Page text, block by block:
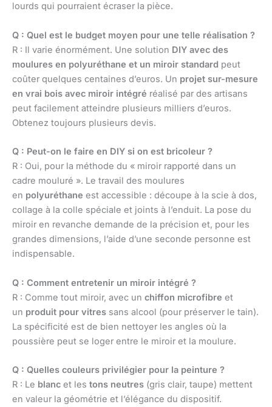
lourds qui pourraient écraser la pièce.
Q : Quel est le budget moyen pour une telle réalisation ?
R : Il varie énormément. Une solution DIY avec des
moulures en polyuréthane et un miroir standard peut
coûter quelques centaines d’euros. Un projet sur-mesure
en vrai bois avec miroir intégré réalisé par des artisans
peut facilement atteindre plusieurs milliers d’euros.
Obtenez toujours plusieurs devis.
Q : Peut-on le faire en DIY si on est bricoleur ?
R : Oui, pour la méthode du « miroir rapporté dans un
cadre mouluré ». Le travail des moulures
en polyuréthane est accessible : découpe à la scie à dos,
collage à la colle spéciale et joints à l’enduit. La pose du
miroir en revanche demande de la précision et, pour les
grandes dimensions, l’aide d’une seconde personne est
indispensable.
Q : Comment entretenir un miroir intégré ?
R : Comme tout miroir, avec un chiffon microfibre et
un produit pour vitres sans alcool (pour préserver le tain).
La spécificité est de bien nettoyer les angles où la
poussière peut se loger entre le miroir et la moulure.
Q : Quelles couleurs privilégier pour la peinture ?
R : Le blanc et les tons neutres (gris clair, taupe) mettent
en valeur la géométrie et l’élégance du dispositif.